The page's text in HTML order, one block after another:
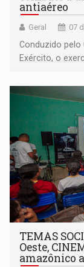
antiaéreo
Geral 07
Conduzido pelo
Exército, o
TEMAS
Oeste,
amazônico